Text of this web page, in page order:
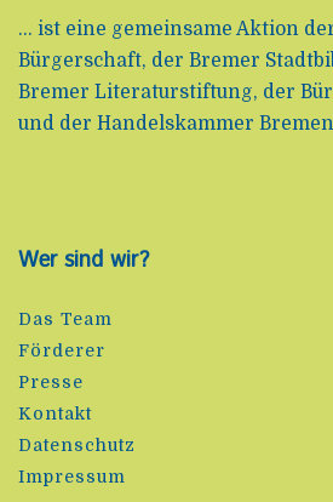
... ist eine gemeinsame Aktion
Bürgerschaft, der Bremer
Bremer Literaturstiftung, der
und der Handelskammer
Wer sind wir?
Das Team
Förderer
Presse
Kontakt
Datenschutz
Impressum